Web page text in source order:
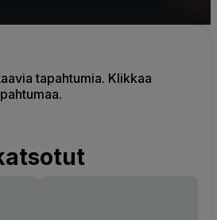
tapahtumia. Klikkaa